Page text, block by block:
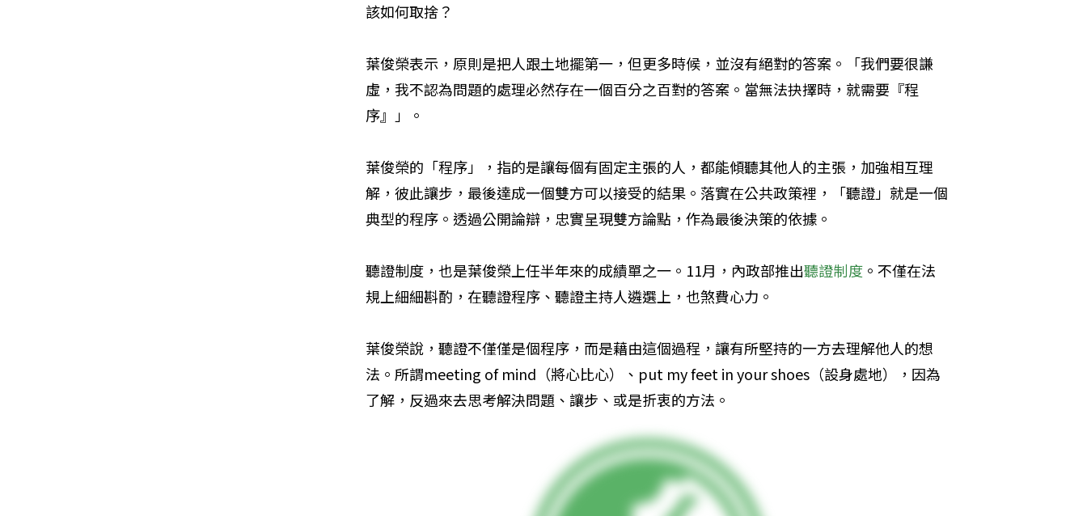
該如何取捨？
葉俊榮表示，原則是把人跟土地擺第一，但更多時候，並沒有絕對的答案。「我們要很謙
虛，我不認為問題的處理必然存在一個百分之百對的答案。當無法抉擇時，就需要『程
序』」。
葉俊榮的「程序」，指的是讓每個有固定主張的人，都能傾聽其他人的主張，加強相互理
解，彼此讓步，最後達成一個雙方可以接受的結果。落實在公共政策裡，「聽證」就是一個
典型的程序。透過公開論辯，忠實呈現雙方論點，作為最後決策的依據。
聽證制度，也是葉俊榮上任半年來的成績單之一。11月，內政部推出聽證制度。不僅在法
規上細細斟酌，在聽證程序、聽證主持人遴選上，也煞費心力。
葉俊榮說，聽證不僅僅是個程序，而是藉由這個過程，讓有所堅持的一方去理解他人的想
法。所謂meeting of mind（將心比心）、put my feet in your shoes（設身處地），因為
了解，反過來去思考解決問題、讓步、或是折衷的方法。